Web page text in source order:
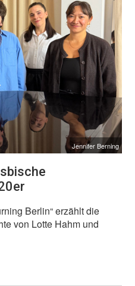
Jennifer Berning
Berlin“ erzählt die
von Lotte Hahm und